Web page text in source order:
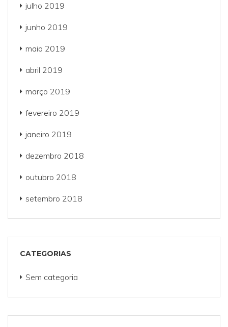
julho 2019
junho 2019
maio 2019
abril 2019
março 2019
fevereiro 2019
janeiro 2019
dezembro 2018
outubro 2018
setembro 2018
CATEGORIAS
Sem categoria